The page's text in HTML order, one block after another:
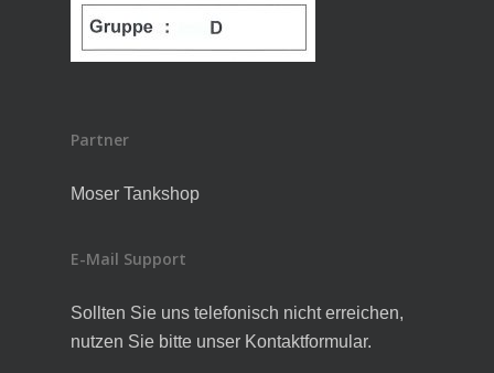
Partner
Moser Tankshop
E-Mail Support
Sollten Sie uns telefonisch nicht erreichen,
nutzen Sie bitte unser Kontaktformular.